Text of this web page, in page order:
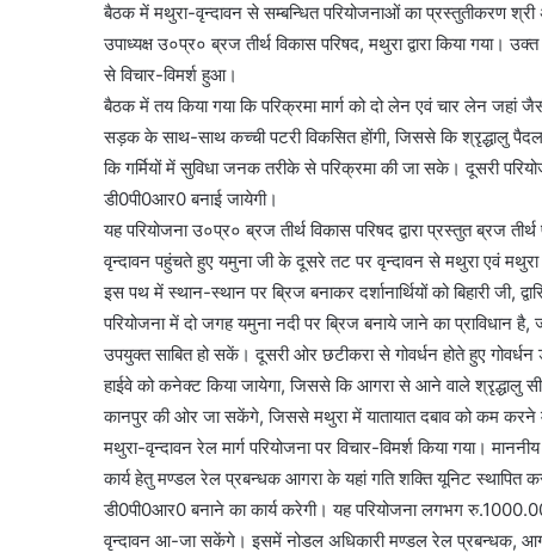
बैठक में मथुरा-वृन्दावन से सम्बन्धित परियोजनाओं का प्रस्तुतीकरण
उपाध्यक्ष उ०प्र० ब्रज तीर्थ विकास परिषद, मथुरा द्वारा किया
से विचार-विमर्श हुआ।
बैठक में तय किया गया कि परिक्रमा मार्ग को दो लेन एवं चार लेन जहां
सड़क के साथ-साथ कच्ची पटरी विकसित होंगी, जिससे कि श्रृद्धालु
कि गर्मियों में सुविधा जनक तरीके से परिक्रमा की जा सके। दूसरी
डी0पी0आर0 बनाई जायेगी।
यह परियोजना उ०प्र० ब्रज तीर्थ विकास परिषद द्वारा प्रस्तुत ब्रज
वृन्दावन पहुंचते हुए यमुना जी के दूसरे तट पर वृन्दावन से मथुरा एवं
इस पथ में स्थान-स्थान पर ब्रिज बनाकर दर्शानार्थियों को बिहारी जी,
परियोजना में दो जगह यमुना नदी पर ब्रिज बनाये जाने का प्राविधान
उपयुक्त साबित हो सकें। दूसरी ओर छटीकरा से गोवर्धन होते हुए
हाईवे को कनेक्ट किया जायेगा, जिससे कि आगरा से आने वाले श्रृद्धालु
कानपुर की ओर जा सकेंगे, जिससे मथुरा में यातायात दबाव को कम करने
मथुरा-वृन्दावन रेल मार्ग परियोजना पर विचार-विमर्श किया गया।
कार्य हेतु मण्डल रेल प्रबन्धक आगरा के यहां गति शक्ति यूनिट स्थापित
डी0पी0आर0 बनाने का कार्य करेगी। यह परियोजना लगभग
वृन्दावन आ-जा सकेंगे। इसमें नोडल अधिकारी मण्डल रेल प्रबन्धक,